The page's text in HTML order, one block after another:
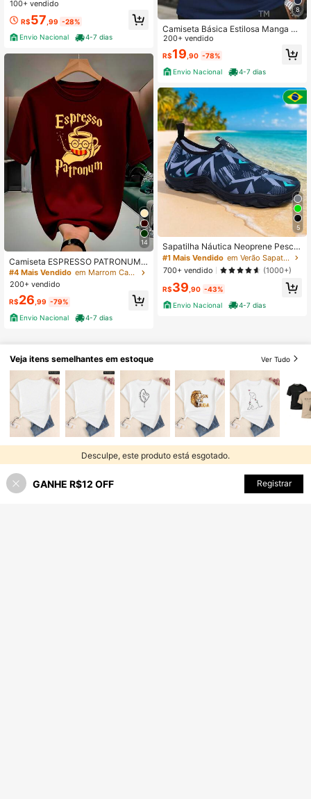
Amarrar Confort Couro Cinto + Cart
eira
100+ vendido
R$57 ,99 -28%
Envio Nacional
4-7 dias
14
Camiseta ESPRESSO PATRONUM 1
00% Algodão Masculina e Feminina
Unissex Camisa Premium
#4 Mais Vendido
em Marrom Camisetas masculinas
200+ vendido
R$26 ,99 -79%
Envio Nacional
4-7 dias
8
Camiseta Básica Estilosa Manga C
urta Masculina Estampa Triangulos
Street Malha Respirável
200+ vendido
R$19 ,90 -78%
Envio Nacional
4-7 dias
5
Sapatilha Náutica Neoprene Pesca
Mergulho Unissex Super Confortáv
el Sola Anti Derrapante Tenis Hibrid
o
#1 Mais Vendido
em Verão Sapatos de água homens
700+ vendido
(1000+)
R$39 ,90 -43%
Envio Nacional
4-7 dias
Desculpe, este produto está esgotado.
Veja itens semelhantes em estoque Ver Tudo
GANHE R$12 OFF Registrar